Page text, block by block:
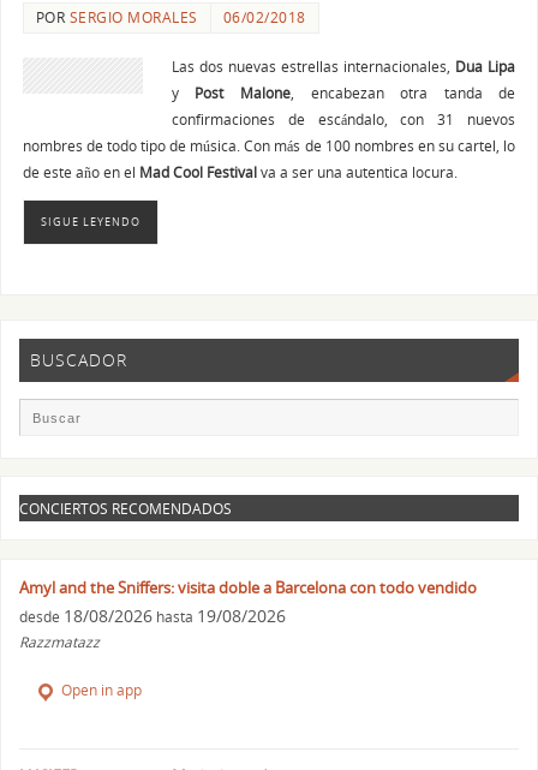
POR SERGIO MORALES 06/02/2018
Las dos nuevas estrellas internacionales, Dua Lipa
y Post Malone, encabezan otra tanda de
confirmaciones de escándalo, con 31 nuevos
nombres de todo tipo de música. Con más de 100 nombres en su cartel, lo
de este año en el Mad Cool Festivalva a ser una autentica locura.
SIGUE LEYENDO
BUSCADOR
CONCIERTOS RECOMENDADOS
Amyl and the Sniffers: visita doble a Barcelona con todo vendido
desde 18/08/2026 hasta 19/08/2026
Razzmatazz
Open in app